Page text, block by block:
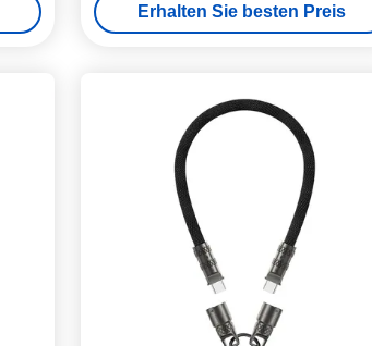
Erhalten Sie besten Preis